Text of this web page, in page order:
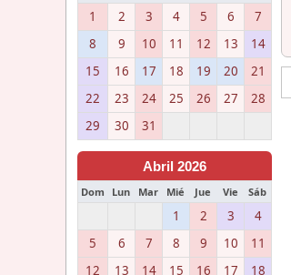
1 2 3 4 5 6
7
8
9 10 11 12 13
14
15
16 17 18 19 20
21
22
23 24 25 26 27
28
29
30 31
Abril 2026
Dom Lun Mar Mié Jue Vie Sáb
1 2 3
4
5
6 7 8 9 10
11
12
13 14 15 16 17
18